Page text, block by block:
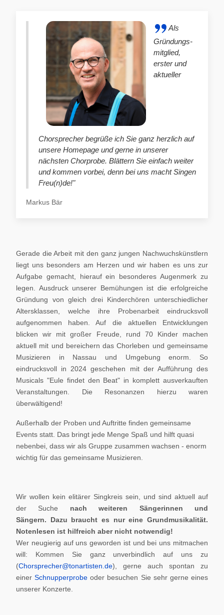
Als
Gründungs-
mitglied,
erster und
aktueller
Chorsprecher begrüße ich Sie ganz herzlich auf
unsere Homepage und gerne in unserer
nächsten Chorprobe. Blättern Sie einfach weiter
und kommen vorbei, denn bei uns macht Singen
Freu(n)de!"
Markus Bär
Gerade die Arbeit mit den ganz jungen Nachwuchskünstlern
liegt uns besonders am Herzen und wir haben es uns zur
Aufgabe gemacht, hierauf ein besonderes Augenmerk zu
legen. Ausdruck unserer Bemühungen ist die erfolgreiche
Gründung von gleich drei Kinderchören unterschiedlicher
Altersklassen, welche ihre Probenarbeit eindrucksvoll
aufgenommen haben. Auf die aktuellen Entwicklungen
blicken wir mit großer Freude, rund 70 Kinder machen
aktuell mit und bereichern das Chorleben und gemeinsame
Musizieren in Nassau und Umgebung enorm. So
eindrucksvoll in 2024 geschehen mit der Aufführung des
Musicals "Eule findet den Beat" in komplett ausverkauften
Veranstaltungen. Die Resonanzen hierzu waren
überwältigend!
Außerhalb der Proben und Auftritte finden gemeinsame
Events statt. Das bringt jede Menge Spaß und hilft quasi
nebenbei, dass wir als Gruppe zusammen wachsen - enorm
wichtig für das gemeinsame Musizieren.
Wir wollen kein elitärer Singkreis sein, und sind aktuell auf
der Suche nach weiteren Sängerinnen und
Sängern. Dazu braucht es nur eine Grundmusikalität.
Notenlesen ist hilfreich aber nicht notwendig!
Wer neugierig auf uns geworden ist und bei uns mitmachen
will: Kommen Sie ganz unverbindlich auf uns zu
(Chorsprecher@tonartisten.de), gerne auch spontan zu
einerSchnupperprobe oder besuchen Sie sehr gerne eines
unserer Konzerte.